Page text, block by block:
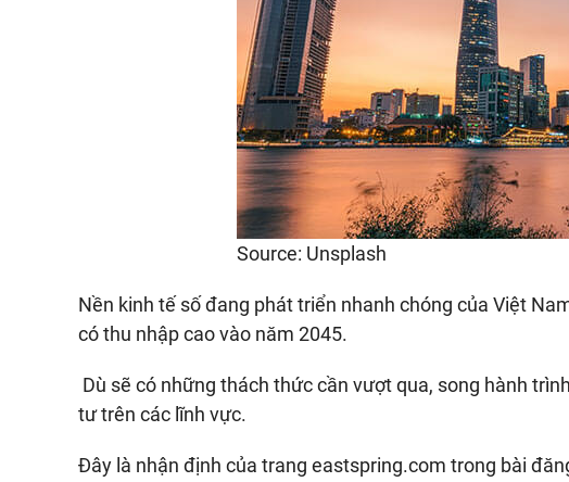
Source: Unsplash
Nền kinh tế số đang phát triển nhanh chóng của Việt
có thu nhập cao vào năm 2045.
Dù sẽ có những thách thức cần vượt qua, song hành
tư trên các lĩnh vực.
Đây là nhận định của trang eastspring.com trong bài